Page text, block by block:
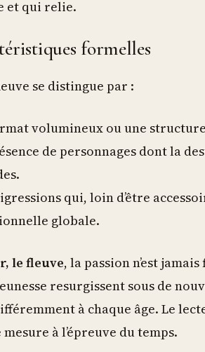
et qui relie.
formelles
se distingue par :
volumineux ou une
de personnages dont la
qui, loin d’être
globale.
le fleuve, la passion n’est
resurgissent sous de
à chaque âge. Le
mesure à l’épreuve du temps.